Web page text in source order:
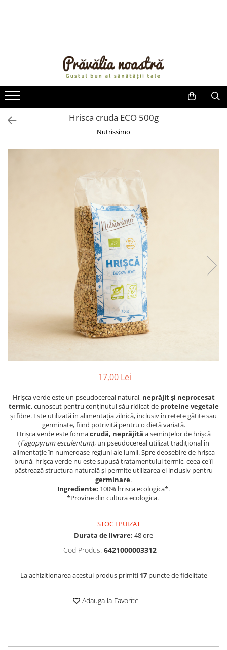
ULEIURI ȘI UNTURI
MĂSLINE
FRUCTE DESHIDRATATE
FRUCTE LA CONSERVĂ
BĂUTURI / LAPTE VEGETAL
CREME ȘI PASTE TARTINABILE
CIOCOLATĂ ȘI CACAO
LACTATE
PRODUSE ECO / ORGANICE
REMEDII NATURISTE
TOATE PRODUSELE
Hrisca cruda ECO 500g
Nutrissimo
17,00 Lei
Hrișca verde este un pseudocereal natural, neprăjit și neprocesat
termic, cunoscut pentru conținutul său ridicat de proteine vegetale
și fibre. Este utilizată în alimentația zilnică, inclusiv în rețete gătite sau
germinate, fiind potrivită pentru o dietă variată.
Hrișca verde este formacrudă, neprăjită a semințelor de hrișcă
(Fagopyrum esculentum), un pseudocereal utilizat tradițional în
alimentație în numeroase regiuni ale lumii. Spre deosebire de hrișca
brună, hrișca verde nu este supusă tratamentului termic, ceea ce îi
păstrează structura naturală și permite utilizarea ei inclusiv pentru
germinare.
Ingrediente: 100% hrisca ecologica*.
*Provine din cultura ecologica.
STOC EPUIZAT
Durata de livrare: 48 ore
Cod Produs: 6421000003312
La achizitionarea acestui produs primiti 17puncte de fidelitate
Adauga la Favorite